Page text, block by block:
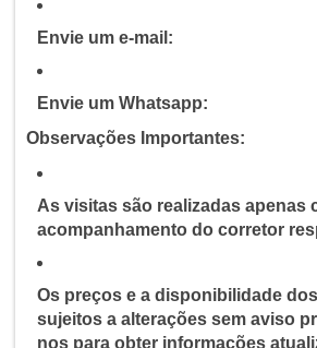
Envie um e-mail:
Envie um Whatsapp:
Observações Importantes:
As visitas são realizadas apenas
acompanhamento do corretor
Os preços e a disponibilidade
sujeitos a alterações sem aviso
nos para obter informações